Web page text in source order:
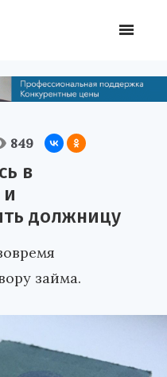
849
в
должницу
займа.